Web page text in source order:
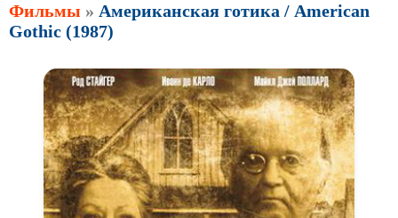
Фильмы » Американская готика / American
Gothic (1987)